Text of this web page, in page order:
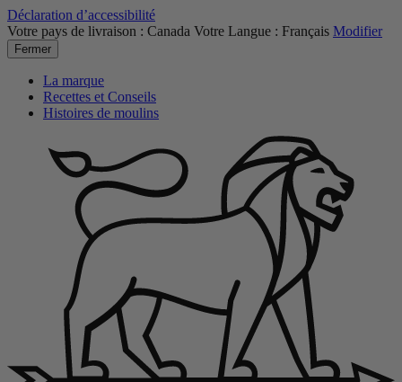
Déclaration d’accessibilité
Votre pays de livraison : Canada Votre Langue : Français Modifier
Fermer
La marque
Recettes et Conseils
Histoires de moulins